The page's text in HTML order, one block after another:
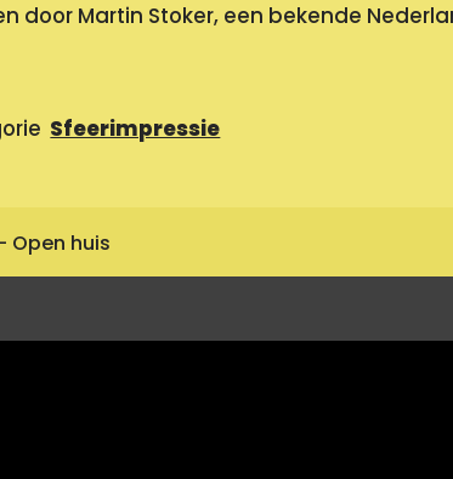
door Martin Stoker, een bekende
Sfeerimpressie
Open huis